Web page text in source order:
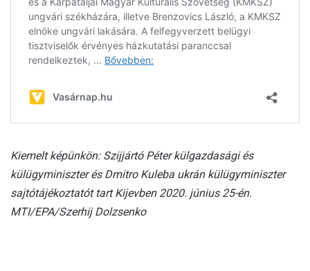
Kiemelt képünkön: Szijjártó Péter külgazdasági és
külügyminiszter és Dmitro Kuleba ukrán külügyminiszter
sajtótájékoztatót tart Kijevben 2020. június 25-én.
MTI/EPA/Szerhij Dolzsenko